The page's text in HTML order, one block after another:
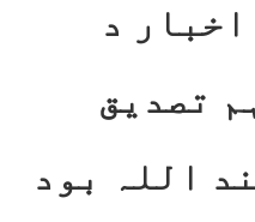
د
تصدیق
اللہ بود